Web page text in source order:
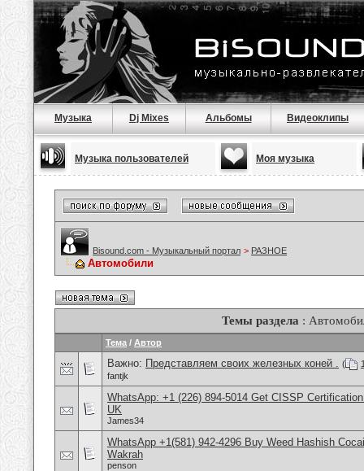
Музыка Dj Mixes Альбомы Видеоклипы
Музыка пользователей Моя музыка
Bisound.com - Музыкальный портал > РАЗНОЕ
Автомобили
Темы раздела :
Тема / Автор
Важно: Представляем своих железных коней . (
fantjk
WhatsApp: +1 (226) 894-5014​ Get CISSP
UK
James34
WhatsApp +1(581) 942-4296 Buy Weed Hashish
Wakrah
penson